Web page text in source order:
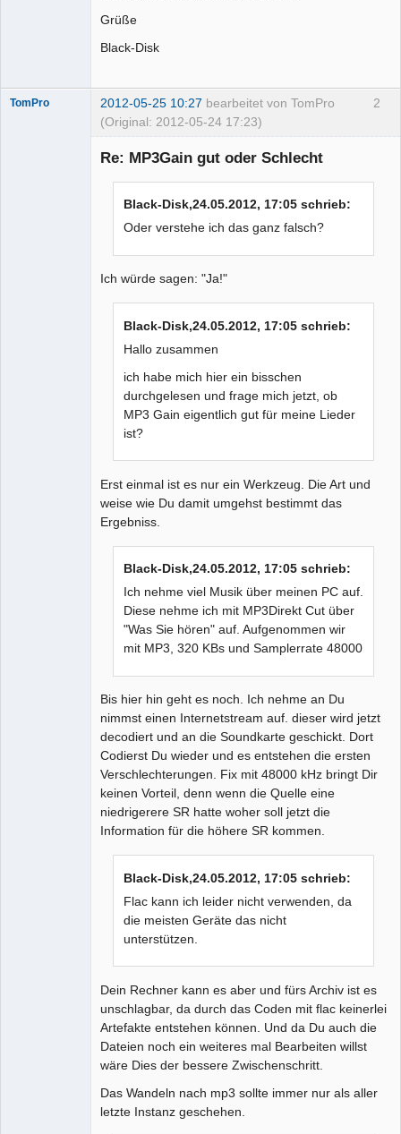
Grüße
Black-Disk
2
TomPro 2012-05-25 10:27 bearbeitet von TomPro
(Original: 2012-05-24 17:23)
Re: MP3Gain gut oder Schlecht
Black-Disk,24.05.2012, 17:05 schrieb:
Oder verstehe ich das ganz falsch?
Ich würde sagen: "Ja!"
Black-Disk,24.05.2012, 17:05 schrieb:
Hallo zusammen
ich habe mich hier ein bisschen
durchgelesen und frage mich jetzt, ob
MP3 Gain eigentlich gut für meine Lieder
ist?
Erst einmal ist es nur ein Werkzeug. Die Art und
weise wie Du damit umgehst bestimmt das
Ergebniss.
Black-Disk,24.05.2012, 17:05 schrieb:
Ich nehme viel Musik über meinen PC auf.
Diese nehme ich mit MP3Direkt Cut über
"Was Sie hören" auf. Aufgenommen wir
mit MP3, 320 KBs und Samplerrate 48000
Bis hier hin geht es noch. Ich nehme an Du
nimmst einen Internetstream auf. dieser wird jetzt
decodiert und an die Soundkarte geschickt. Dort
Codierst Du wieder und es entstehen die ersten
Verschlechterungen. Fix mit 48000 kHz bringt Dir
keinen Vorteil, denn wenn die Quelle eine
niedrigerere SR hatte woher soll jetzt die
Information für die höhere SR kommen.
Black-Disk,24.05.2012, 17:05 schrieb:
Flac kann ich leider nicht verwenden, da
die meisten Geräte das nicht
unterstützen.
Dein Rechner kann es aber und fürs Archiv ist es
unschlagbar, da durch das Coden mit flac keinerlei
Artefakte entstehen können. Und da Du auch die
Dateien noch ein weiteres mal Bearbeiten willst
wäre Dies der bessere Zwischenschritt.
Das Wandeln nach mp3 sollte immer nur als aller
letzte Instanz geschehen.